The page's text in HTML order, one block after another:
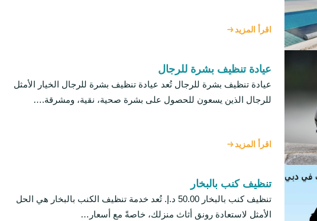
اقرأ المزيد
عيادة تنظيف بشرة للرجال
عيادة تنظيف بشرة للرجال تُعد عيادة تنظيف بشرة للرجال الخيار الأمثل
للرجال الذين يسعون للحصول على بشرة صحية، نقية، ومشرقة.…
اقرأ المزيد
تنظيف كنب بالبخار
تنظيف كنب بالبخار 50.00 د.إ. تُعد خدمة تنظيف الكنب بالبخار هي الحل
الأمثل لاستعادة رونق أثاث منزلك، خاصةً مع أسعار…